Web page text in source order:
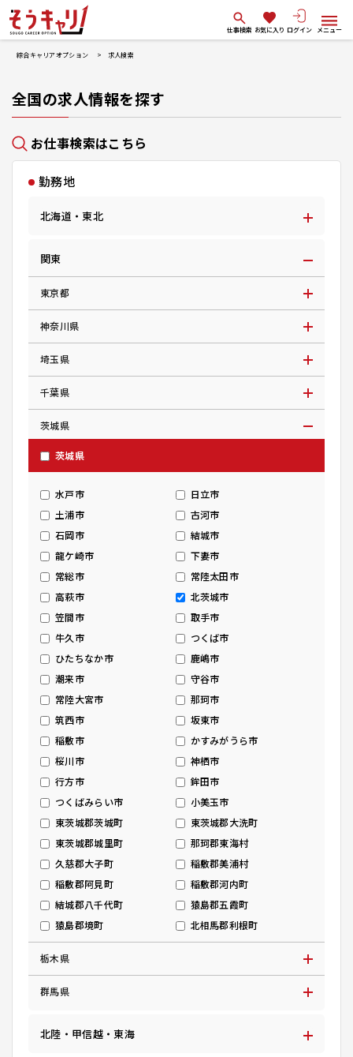
仕事検索 お気に入り ログイン メニュー
綜合キャリアオプション 求人検索
全国の求人情報を探す
お仕事検索はこちら
勤務地
北海道・東北
関東
東京都
神奈川県
埼玉県
千葉県
茨城県
茨城県
水戸市
日立市
土浦市
古河市
石岡市
結城市
龍ケ崎市
下妻市
常総市
常陸太田市
高萩市
北茨城市
笠間市
取手市
牛久市
つくば市
ひたちなか市
鹿嶋市
潮来市
守谷市
常陸大宮市
那珂市
筑西市
坂東市
稲敷市
かすみがうら市
桜川市
神栖市
行方市
鉾田市
つくばみらい市
小美玉市
東茨城郡茨城町
東茨城郡大洗町
東茨城郡城里町
那珂郡東海村
久慈郡大子町
稲敷郡美浦村
稲敷郡阿見町
稲敷郡河内町
結城郡八千代町
猿島郡五霞町
猿島郡境町
北相馬郡利根町
栃木県
群馬県
北陸・甲信越・東海